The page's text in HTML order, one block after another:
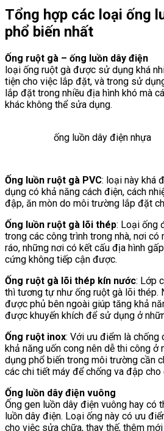
Tổng hợp các loại ống
phổ biến nhất
Ống ruột gà – ống luồn dây điện
loại ống ruột gà được sử dụng khá
tiện cho việc lắp đặt, và trong sử
lắp đặt trong nhiều địa hình khó mà
khác không thể sửa dụng.
ống luồn dây điện nhựa
Ống luồn ruột gà PVC: loại này khá
dụng có khả năng cách điện, cách
đập, ăn mòn do môi trường lắp đặt
Ống luồn ruột gà lõi thép: Loại ống
trong các công trình trong nhà, nơi có
ráo, những nơi có kết cấu địa hình
cứng không tiếp cận được.
Ống ruột gà lõi thép kín nước: Lớp
thì tương tự như ống ruột gà lõi thép.
được phủ bên ngoài giúp tăng khả
được khuyến khích để sử dụng ở
Ống ruột inox: Với ưu điểm là chống
khả năng uốn cong nên dễ thi công
dụng phổ biến trong môi trường cần
các chi tiết máy để chống va đập cho
Ống luồn dây điện vuông
Ống gen luồn dây điện vuông hay có
luồn dây điện. Loại ống này có ưu
cho việc sửa chữa, thay thế, thêm